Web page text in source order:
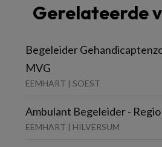
Gerelateerde
Begeleider
MVG
EEMHART | SOEST
Ambulant Begeleider -
EEMHART | HILVERSUM